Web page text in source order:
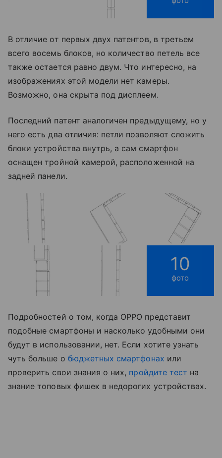
В отличие от первых двух патентов, в третьем
всего восемь блоков, но количество петель все
также остается равно двум. Что интересно, на
изображениях этой модели нет камеры.
Возможно, она скрыта под дисплеем.
Последний патент аналогичен предыдущему, но у
него есть два отличия: петли позволяют сложить
блоки устройства внутрь, а сам смартфон
оснащен тройной камерой, расположенной на
задней панели.
10
фото
Подробностей о том, когда OPPO представит
подобные смартфоны и насколько удобными они
будут в использовании, нет. Если хотите узнать
чуть больше о бюджетных смартфонах или
проверить свои знания о них, пройдите тест на
знание топовых фишек в недорогих устройствах.